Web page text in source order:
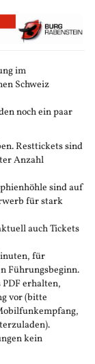
im
Schweiz
noch ein paar
Resttickets sind
Anzahl
sind auf
für stark
auch Tickets
für
Führungsbeginn.
erhalten,
vor (bitte
kein